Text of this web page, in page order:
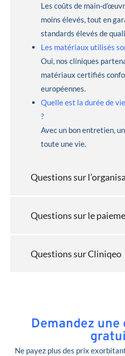
Les coûts de main-
moins élevés, tout en
standards élevés de
Les matériaux utilisés
Oui, nos cliniques
matériaux certifiés
européennes.
Quelle est la durée de
?
Avec un bon entretien,
toute une vie.
Questions sur
Questions sur le
Questions sur Cliniqeo
Demandez
Ne payez plus des prix